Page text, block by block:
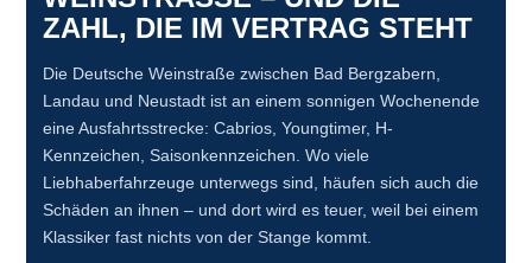
AHL, DIE IM VERTRAG STEHT
Die Deutsche Weinstraße zwischen Bad Bergzabern,
Landau und Neustadt ist an einem sonnigen Wochenende
eine Ausfahrtsstrecke: Cabrios, Youngtimer, H-
Kennzeichen, Saisonkennzeichen. Wo viele
Liebhaberfahrzeuge unterwegs sind, häufen sich auch die
Schäden an ihnen – und dort wird es teuer, weil bei einem
Klassiker fast nichts von der Stange kommt.